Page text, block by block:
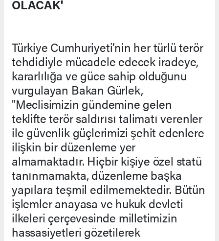
OLACAK'
Türkiye Cumhuriyeti’nin her türlü terör
tehdidiyle mücadele edecek iradeye,
kararlılığa ve güce sahip olduğunu
vurgulayan Bakan Gürlek,
"Meclisimizin gündemine gelen
teklifte terör saldırısı talimatı verenler
ile güvenlik güçlerimizi şehit edenlere
ilişkin bir düzenleme yer
almamaktadır. Hiçbir kişiye özel statü
tanınmamakta, düzenleme başka
yapılara teşmil edilmemektedir. Bütün
işlemler anayasa ve hukuk devleti
ilkeleri çerçevesinde milletimizin
hassasiyetleri gözetilerek